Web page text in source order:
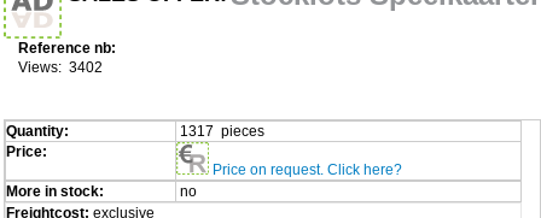
Reference nb:
Views: 3402
Quantity:
1317 pieces
Price:
Price on request. Click here?
More in stock:
no
Freightcost: exclusive